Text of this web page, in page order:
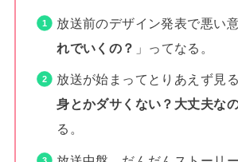
放送前のデザイン発表で悪い
れでいくの？ 」ってなる。
放送が始まってとりあえず見る
身とかダサくない？大丈夫な
る。